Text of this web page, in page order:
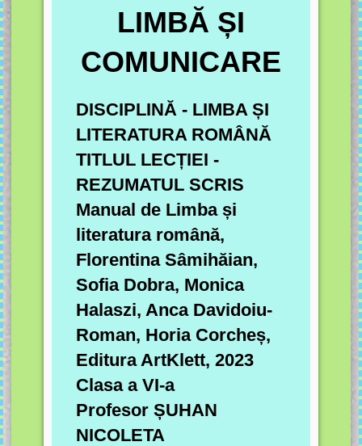
LIMBĂ ȘI
COMUNICARE
DISCIPLINĂ - LIMBA ȘI
LITERATURA ROMÂNĂ
TITLUL LECȚIEI -
REZUMATUL SCRIS
Manual de Limba și
literatura română,
Florentina Sâmihăian,
Sofia Dobra, Monica
Halaszi, Anca Davidoiu-
Roman, Horia Corcheș,
Editura ArtKlett, 2023
Clasa a VI-a
Profesor ȘUHAN
NICOLETA